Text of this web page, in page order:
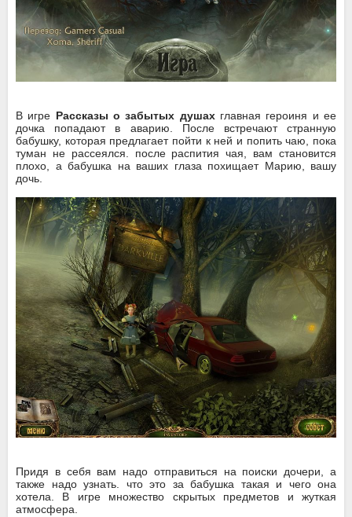
В игре Рассказы о забытых душах главная героиня и ее
дочка попадают в аварию. После встречают странную
бабушку, которая предлагает пойти к ней и попить чаю, пока
туман не рассеялся. после распития чая, вам становится
плохо, а бабушка на ваших глаза похищает Марию, вашу
дочь.
Придя в себя вам надо отправиться на поиски дочери, а
также надо узнать. что это за бабушка такая и чего она
хотела. В игре множество скрытых предметов и жуткая
атмосфера.